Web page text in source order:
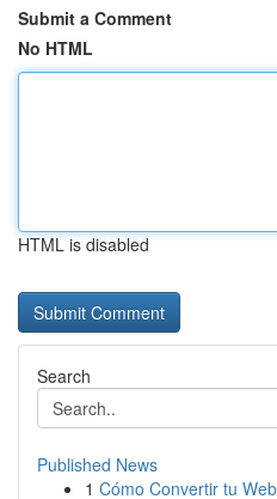
Submit a Comment
No HTML
HTML is disabled
Search
Published News
1 Cómo Convertir tu